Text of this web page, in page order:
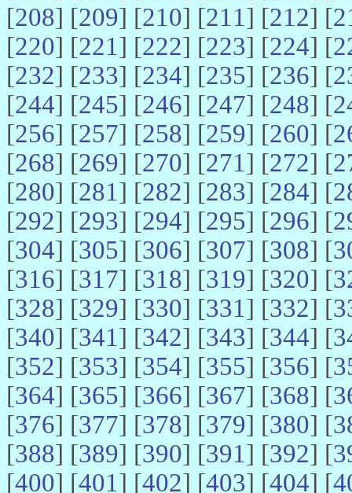
[208] [209] [210] [211] [212] [
[220] [221] [222] [223] [224] [
[232] [233] [234] [235] [236] [
[244] [245] [246] [247] [248] [
[256] [257] [258] [259] [260] [
[268] [269] [270] [271] [272] [
[280] [281] [282] [283] [284] [
[292] [293] [294] [295] [296] [
[304] [305] [306] [307] [308] [
[316] [317] [318] [319] [320] [
[328] [329] [330] [331] [332] [
[340] [341] [342] [343] [344] [
[352] [353] [354] [355] [356] [
[364] [365] [366] [367] [368] [
[376] [377] [378] [379] [380] [
[388] [389] [390] [391] [392] [
[400] [401] [402] [403] [404] [